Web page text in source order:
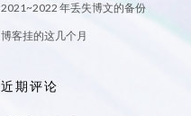
2021~2022 年丢失博文的备份
博客挂的这几个月
近期评论